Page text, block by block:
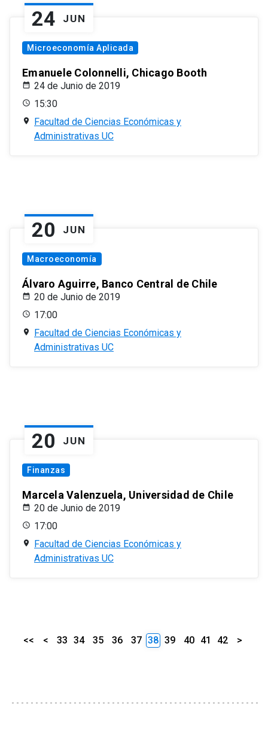
24 JUN
Microeconomía Aplicada
Emanuele Colonnelli, Chicago Booth
24 de Junio de 2019
15:30
Facultad de Ciencias Económicas y
Administrativas UC
20 JUN
Macroeconomía
Álvaro Aguirre, Banco Central de Chile
20 de Junio de 2019
17:00
Facultad de Ciencias Económicas y
Administrativas UC
20 JUN
Finanzas
Marcela Valenzuela, Universidad de Chile
20 de Junio de 2019
17:00
Facultad de Ciencias Económicas y
Administrativas UC
<< < 33 34 35 36 37 38 39 40 41 42 >